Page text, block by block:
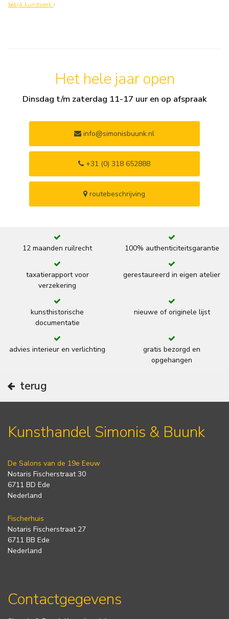
bekijk kunstwerk
Het hele jaar open
Dinsdag t/m zaterdag 11-17 uur en op afspraak
info@simonisbuunk.nl
+31 (0) 318 652888
routebeschrijving
12 maanden ruilrecht 100% authenticiteitsgarantie
taxatierapport voor
verzekering
gerestaureerd in eigen atelier
kunsthistorische
documentatie
nieuwe of originele lijst
advies interieur en verlichting
gratis bezorgd en
opgehangen
terug
Kunsthandel Simonis & Buunk
De Salons van de 19e Eeuw
Notaris Fischerstraat 30
6711 BD Ede
Nederland
Fischerhuis
Notaris Fischerstraat 27
6711 BB Ede
Nederland
Contactgegevens